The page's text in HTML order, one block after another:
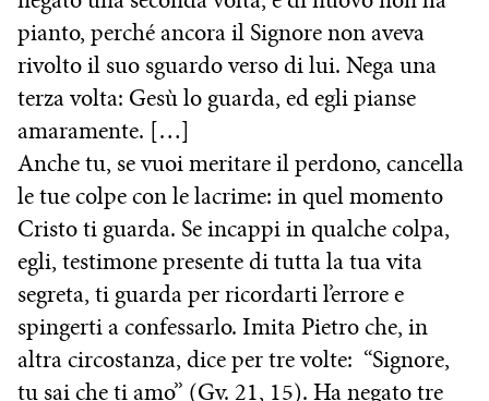
pianto, perché ancora il Signore non aveva
rivolto il suo sguardo verso di lui. Nega una
terza volta: Gesù lo guarda, ed egli pianse
amaramente. […]
Anche tu, se vuoi meritare il perdono, cancella
le tue colpe con le lacrime: in quel momento
Cristo ti guarda. Se incappi in qualche colpa,
egli, testimone presente di tutta la tua vita
segreta, ti guarda per ricordarti l’errore e
spingerti a confessarlo. Imita Pietro che, in
altra circostanza, dice per tre volte: “Signore,
tu sai che ti amo” (Gv. 21, 15). Ha negato tre